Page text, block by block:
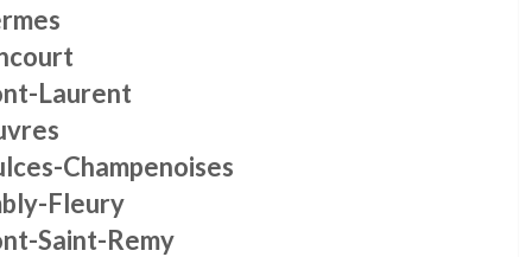
Laurent
Champenoises
Fleury
Saint-Remy